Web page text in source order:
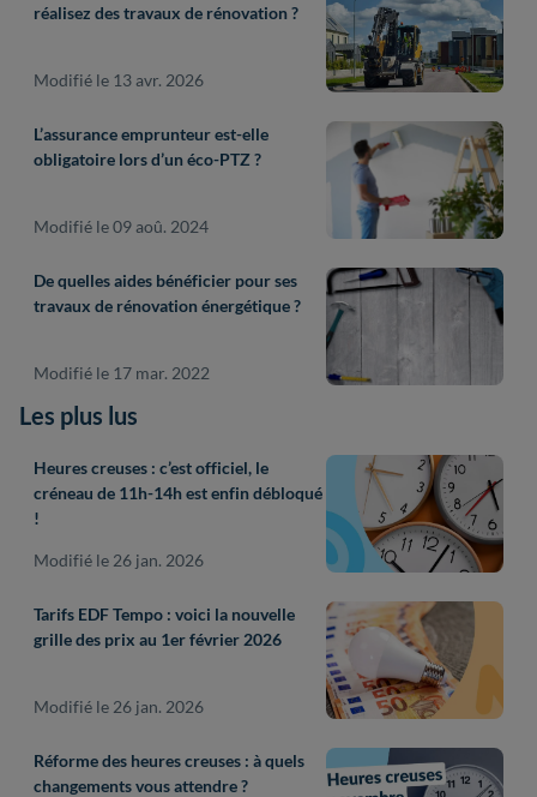
réalisez des travaux de rénovation ?
Modifié le 13 avr. 2026
L’assurance emprunteur est-elle
obligatoire lors d’un éco-PTZ ?
Modifié le 09 aoû. 2024
De quelles aides bénéficier pour ses
travaux de rénovation énergétique ?
Modifié le 17 mar. 2022
Les plus lus
Heures creuses : c’est officiel, le
créneau de 11h-14h est enfin débloqué
!
Modifié le 26 jan. 2026
Tarifs EDF Tempo : voici la nouvelle
grille des prix au 1er février 2026
Modifié le 26 jan. 2026
Réforme des heures creuses : à quels
changements vous attendre ?